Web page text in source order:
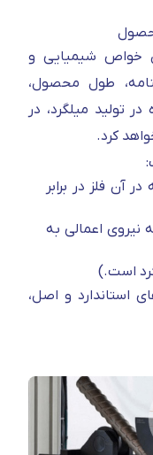
خواص شیمیایی و
طول محصول،
تولید میلگرد، در
کرد.
آن فلز در برابر
اعمالی به
است.)
استاندارد و اصل،